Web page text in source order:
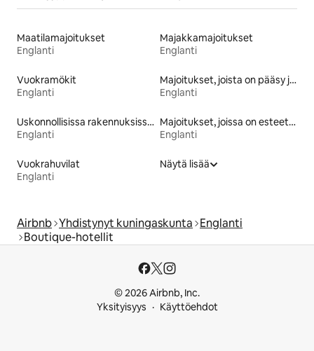
Maatilamajoitukset
Englanti
Majakkamajoitukset
Englanti
Vuokramökit
Englanti
Majoitukset, joista on pääsy järvelle
Englanti
Uskonnollisissa rakennuksissa olevat majoitukset
Englanti
Majoitukset, joissa on esteetön vuode
Englanti
Vuokrahuvilat
Englanti
Näytä lisää
Airbnb Yhdistynyt kuningaskunta Englanti
Boutique-hotellit
© 2026 Airbnb, Inc.
Yksityisyys
Käyttöehdot